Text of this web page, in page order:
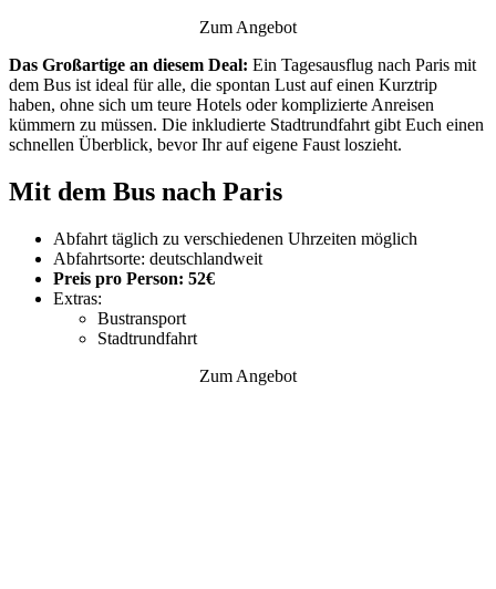
Zum Angebot
Das Großartige an diesem Deal: Ein Tagesausflug nach Paris mit
dem Bus ist ideal für alle, die spontan Lust auf einen Kurztrip
haben, ohne sich um teure Hotels oder komplizierte Anreisen
kümmern zu müssen. Die inkludierte Stadtrundfahrt gibt Euch einen
schnellen Überblick, bevor Ihr auf eigene Faust loszieht.
Mit dem Bus nach Paris
Abfahrt täglich zu verschiedenen Uhrzeiten möglich
Abfahrtsorte: deutschlandweit
Preis pro Person: 52€
Extras:
Bustransport
Stadtrundfahrt
Zum Angebot